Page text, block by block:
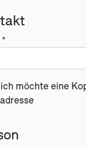
*
möchte eine